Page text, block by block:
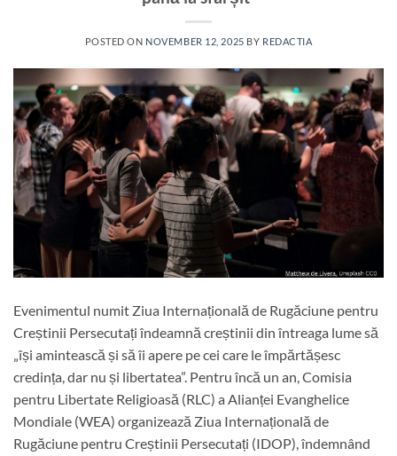
POSTED ON NOVEMBER 12, 2025 BY REDACTIA
Evenimentul numit Ziua Internațională de Rugăciune pentru
Creștinii Persecutați îndeamnă creștinii din întreaga lume să
„își amintească și să îi apere pe cei care le împărtășesc
credința, dar nu și libertatea”. Pentru încă un an, Comisia
pentru Libertate Religioasă (RLC) a Alianței Evanghelice
Mondiale (WEA) organizează Ziua Internațională de
Rugăciune pentru Creștinii Persecutați (IDOP), îndemnând